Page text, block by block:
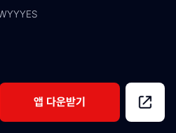
앱 다운받기